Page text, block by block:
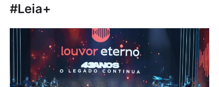
#Leia+